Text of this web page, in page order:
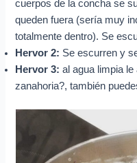
cuerpos de la concha se
queden fuera (sería muy
totalmente dentro). Se
Hervor 2: Se escurren y
Hervor 3:al agua limpia
zanahoria?, también